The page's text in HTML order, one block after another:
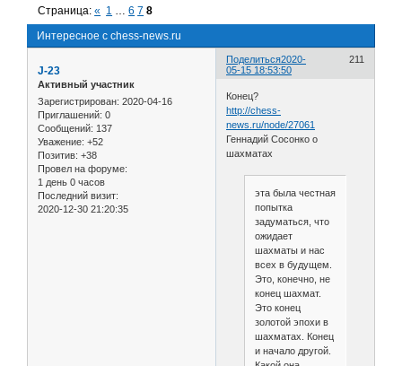
Интересное с chess-news.ru
Страница:« 1 … 6 7 8
Поделиться 211
2020-
05-15 18:53:50
J-23
Активный участник
Зарегистрирован: 2020-04-16
Приглашений: 0
Сообщений: 137
Уважение: +52
Позитив: +38
Провел на форуме:
1 день 0 часов
Последний визит:
2020-12-30 21:20:35
Конец?
http://chess-
news.ru/node/27061
Геннадий Сосонко о
шахматах
эта была честная
попытка
задуматься, что
ожидает
шахматы и нас
всех в будущем.
Это, конечно, не
конец шахмат.
Это конец
золотой эпохи в
шахматах. Конец
и начало другой.